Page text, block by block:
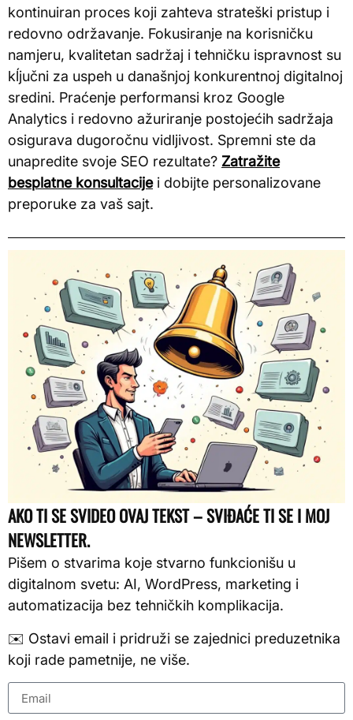
kontinuiran proces koji zahteva strateški pristup i
redovno održavanje. Fokusiranje na korisničku
namjeru, kvalitetan sadržaj i tehničku ispravnost su
kĺjučni za uspeh u današnjoj konkurentnoj digitalnoj
sredini. Praćenje performansi kroz Google
Analytics i redovno ažuriranje postojećih sadržaja
osigurava dugoročnu vidljivost. Spremni ste da
unapredite svoje SEO rezultate? Zatražite
besplatne konsultacijei dobijte personalizovane
preporuke za vaš sajt.
AKO TI SE SVIDEO OVAJ TEKST – SVIĐAĆE TI SE I MOJ
NEWSLETTER.
Pišem o stvarima koje stvarno funkcionišu u
digitalnom svetu: AI, WordPress, marketing i
automatizacija bez tehničkih komplikacija.
✉️ Ostavi email i pridruži se zajednici preduzetnika
koji rade pametnije, ne više.